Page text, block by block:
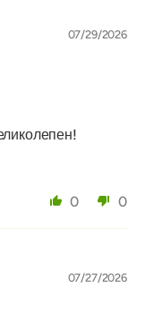
07/29/2026
0 0
07/27/2026